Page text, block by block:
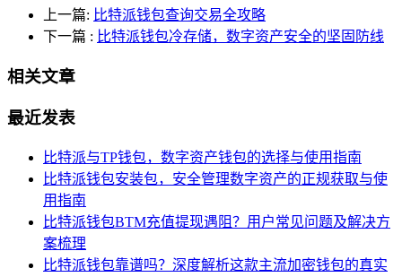
上一篇: 比特派钱包查询交易全攻略
下一篇 : 比特派钱包冷存储，数字资产安全的坚固防线
相关文章
最近发表
比特派与TP钱包，数字资产钱包的选择与使用指南
比特派钱包安装包，安全管理数字资产的正规获取与使
用指南
比特派钱包BTM充值提现遇阻？用户常见问题及解决方
案梳理
比特派钱包靠谱吗？深度解析这款主流加密钱包的真实